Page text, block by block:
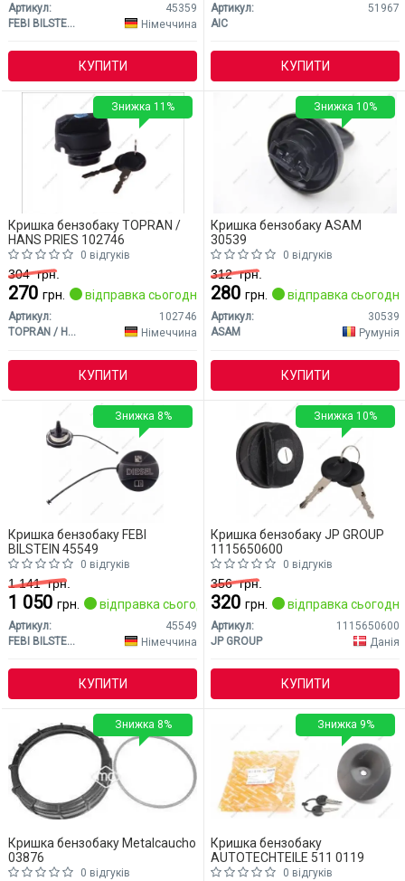
Артикул:
45359
FEBI BILSTEIN
Німеччина
КУПИТИ
Артикул:
51967
AIC
КУПИТИ
Кришка бензобаку TOPRAN /
HANS PRIES 102746
0 відгуків
304грн.
270 грн. відправка сьогодні
Артикул:
102746
TOPRAN / HANS PRIES
Німеччина
КУПИТИ
Знижка 11%
Кришка бензобаку ASAM
30539
0 відгуків
312грн.
280 грн. відправка сьогодні
Артикул:
30539
ASAM
Румунія
КУПИТИ
Знижка 10%
Кришка бензобаку FEBI
BILSTEIN 45549
0 відгуків
1 141грн.
1 050 грн. відправка сьогодні
Артикул:
45549
FEBI BILSTEIN
Німеччина
КУПИТИ
Знижка 8%
Кришка бензобаку JP GROUP
1115650600
0 відгуків
356грн.
320 грн. відправка сьогодні
Артикул:
1115650600
JP GROUP
Данія
КУПИТИ
Знижка 10%
Кришка бензобаку Metalcaucho
03876
0 відгуків
Знижка 8%
Кришка бензобаку
AUTOTECHTEILE 511 0119
0 відгуків
Знижка 9%